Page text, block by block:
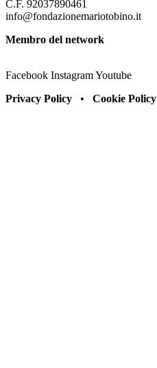
C.F. 92037890461
info@fondazionemariotobino.it
Membro del network
Facebook InstagramYoutube
Privacy Policy • Cookie Policy